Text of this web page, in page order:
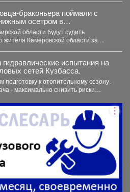
браконьера поймали с
осетром в
области будут судить
жителя Кемеровской области за
испытания на
сетей Кузбасса.
подготовку к отопительному сезону.
- максимально снизить риски